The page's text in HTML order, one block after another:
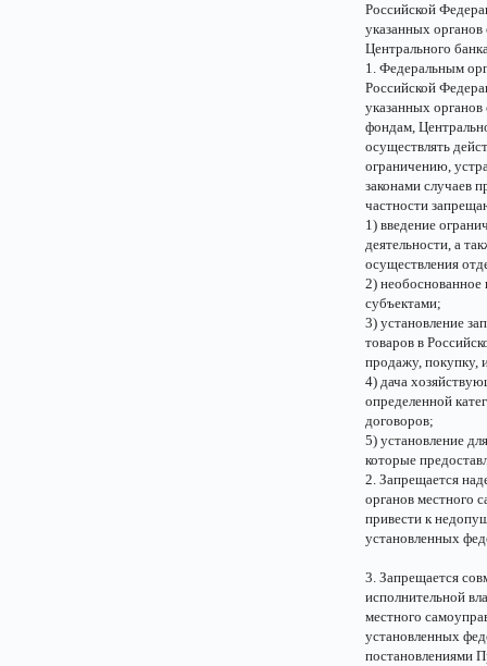
Российской
указанных
Центрального
1. Федеральным
Российской
указанных
фондам,
осуществлять
ограничению,
законами случаев
частности
1) введение
деятельности, а
осуществления
2) необоснованное
субъектами;
3) установление
товаров в
продажу, покупку,
4) дача
определенной
договоров;
5) установление
которые
2. Запрещается
органов местного
привести к
установленных
3. Запрещается
исполнительной
местного
установленных
постановлениями